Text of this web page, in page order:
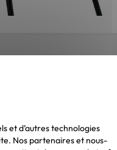
et d’autres technologies
Nos partenaires et nous-